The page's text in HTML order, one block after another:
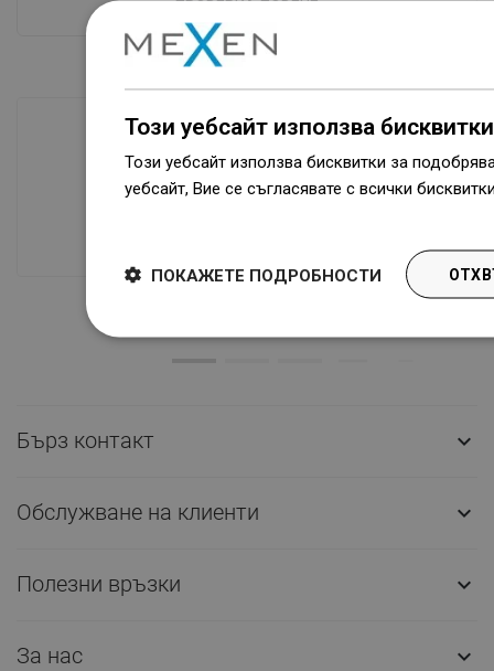
ПРОВЕРКА ПОВЕЧЕ
Наличие на стоки
Нашите продукти ви чакат в модерен
Бърз контакт 
Обслужване на клиенти 
Полезни връзки 
За нас 
Този уебсайт използва бисквитки
Този уебсайт използва бисквитки за
уебсайт, Вие се съгласявате с всички
ПОКАЖЕТЕ ПОДРОБНОСТИ